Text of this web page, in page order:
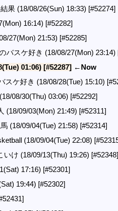
果 (18/08/26(Sun) 18:33) [#52274]
16:14) [#52282]
27(Mon) 21:53) [#52285]
バスケ好き (18/08/27(Mon) 23:14)
01:06) [#52287] ←Now
スケ好き (18/08/28(Tue) 15:10)
08/30(Thu) 03:06) [#52292]
(18/09/03(Mon) 21:49) [#52311]
(18/09/04(Tue) 21:58) [#52314]
(18/09/04(Tue) 22:08)
いけ (18/09/13(Thu) 19:26) [#52348]
17:16) [#52301]
19:44) [#52302]